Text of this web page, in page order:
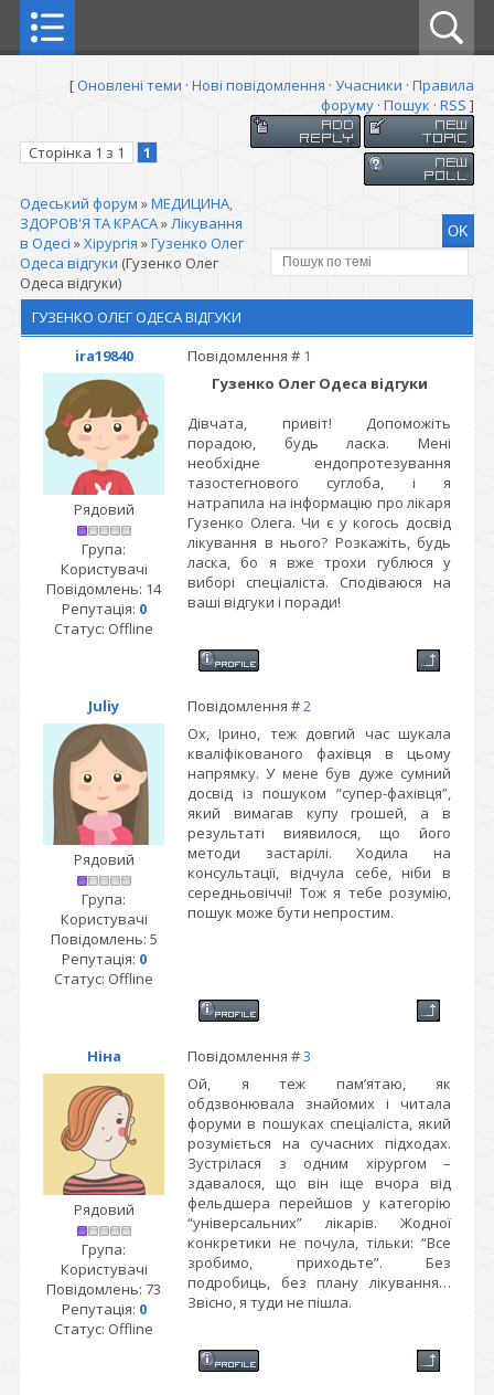
[Оновлені теми · Нові повідомлення · Учасники · Правила
форуму · Пошук · RSS ]
Сторінка 1 з 1 1
Одеський форум »МЕДИЦИНА,
ЗДОРОВ'Я ТА КРАСА»Лікування
в Одесі »Хірургія »Гузенко Олег
Одеса відгуки (Гузенко Олег
Одеса відгуки)
ГУЗЕНКО ОЛЕГ ОДЕСА ВІДГУКИ
ira19840
Повідомлення # 1
Рядовий
Група:
Користувачі
Повідомлень: 14
Репутація: 0
Статус: Offline
Гузенко Олег Одеса відгуки
Дівчата, привіт! Допоможіть
порадою, будь ласка. Мені
необхідне ендопротезування
тазостегнового суглоба, і я
натрапила на інформацію про лікаря
Гузенко Олега. Чи є у когось досвід
лікування в нього? Розкажіть, будь
ласка, бо я вже трохи гублюся у
виборі спеціаліста. Сподіваюся на
ваші відгуки і поради!
Juliy Повідомлення #2
Рядовий
Група:
Користувачі
Повідомлень: 5
Репутація: 0
Статус: Offline
Ох, Ірино, теж довгий час шукала
кваліфікованого фахівця в цьому
напрямку. У мене був дуже сумний
досвід із пошуком “супер-фахівця”,
який вимагав купу грошей, а в
результаті виявилося, що його
методи застарілі. Ходила на
консультації, відчула себе, ніби в
середньовіччі! Тож я тебе розумію,
пошук може бути непростим.
Ніна Повідомлення #3
Рядовий
Група:
Користувачі
Повідомлень: 73
Репутація: 0
Статус: Offline
Ой, я теж пам’ятаю, як
обдзвонювала знайомих і читала
форуми в пошуках спеціаліста, який
розуміється на сучасних підходах.
Зустрілася з одним хірургом –
здавалося, що він іще вчора від
фельдшера перейшов у категорію
“універсальних” лікарів. Жодної
конкретики не почула, тільки: “Все
зробимо, приходьте”. Без
подробиць, без плану лікування…
Звісно, я туди не пішла.